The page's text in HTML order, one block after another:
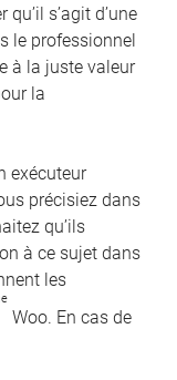
s’agit d’une
le professionnel
à la juste valeur
la
exécuteur
précisiez dans
qu’ils
à ce sujet dans
les
Woo. En cas de